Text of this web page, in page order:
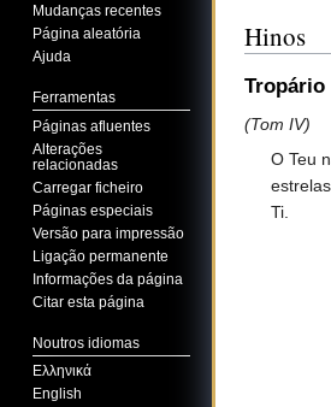
Hinos
Tropário
(Tom IV)
O Teu
Ti.
Mudanças recentes
Página aleatória
Ajuda
Ferramentas
Páginas afluentes
Alterações
relacionadas
Carregar ficheiro
Páginas especiais
Versão para impressão
Ligação permanente
Informações da página
Citar esta página
Noutros idiomas
Ελληνικά
English